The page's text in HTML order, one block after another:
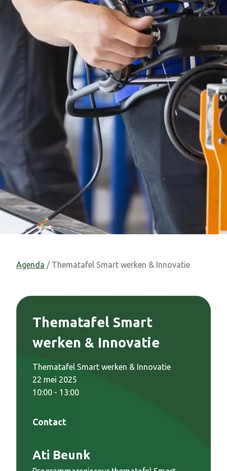
Agenda / Thematafel Smart werken & Innovatie
Thematafel Smart
werken & Innovatie
Thematafel Smart werken & Innovatie
22 mei 2025
10:00 - 13:00
Contact
Ati Beunk